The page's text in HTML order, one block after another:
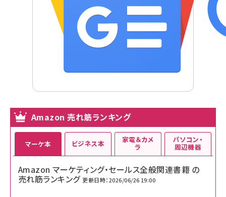
Amazon 売れ筋ランキング
マーケ本
Amazon マーケティング・セールス全般関連書籍 の
売れ筋ランキング 更新日時：2026/06/26 19:00
ビジネス本 家電＆カメ
ラ
パソコン・
周辺機器